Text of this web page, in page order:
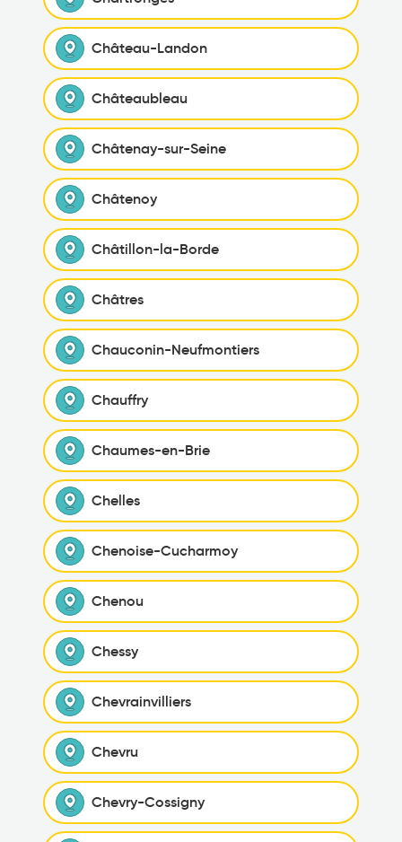
Château-Landon
Châteaubleau
Châtenay-sur-Seine
Châtenoy
Châtillon-la-Borde
Châtres
Chauconin-Neufmontiers
Chauffry
Chaumes-en-Brie
Chelles
Chenoise-Cucharmoy
Chenou
Chessy
Chevrainvilliers
Chevru
Chevry-Cossigny